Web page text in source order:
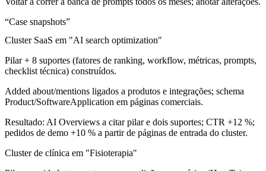
“Case snapshots”
Cluster SaaS em "AI search optimization"
Pilar + 8 suportes (fatores de ranking, workflow, métricas, prompts,
checklist técnica) construídos.
Added about/mentions ligados a produtos e integrações; schema
Product/SoftwareApplication em páginas comerciais.
Resultado: AI Overviews a citar pilar e dois suportes; CTR +12 %;
pedidos de demo +10 % a partir de páginas de entrada do cluster.
Cluster de clínica em "Fisioterapia"